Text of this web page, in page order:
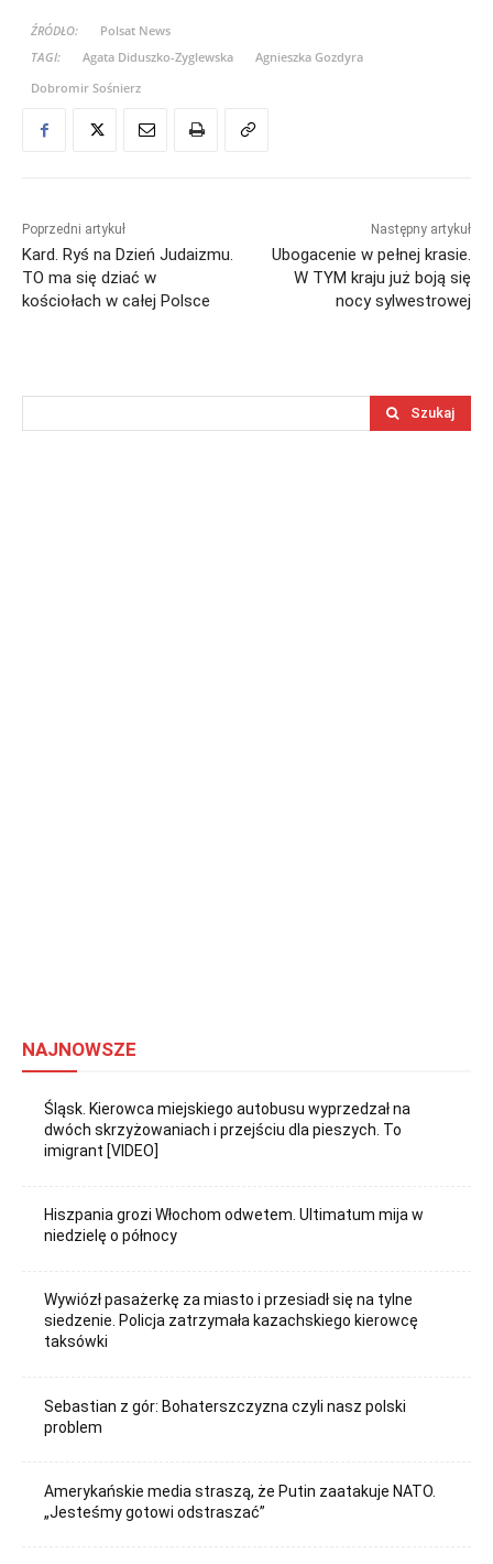
ŹRÓDŁO:
Polsat News
TAGI:
Agata Diduszko-Zyglewska
Agnieszka Gozdyra
Dobromir Sośnierz
Poprzedni artykuł
Kard. Ryś na Dzień Judaizmu.
TO ma się dziać w
kościołach w całej Polsce
Następny artykuł
Ubogacenie w pełnej krasie.
W TYM kraju już boją się
nocy sylwestrowej
Szukaj
NAJNOWSZE
Śląsk. Kierowca miejskiego autobusu wyprzedzał na
dwóch skrzyżowaniach i przejściu dla pieszych. To
imigrant [VIDEO]
Hiszpania grozi Włochom odwetem. Ultimatum mija w
niedzielę o północy
Wywiózł pasażerkę za miasto i przesiadł się na tylne
siedzenie. Policja zatrzymała kazachskiego kierowcę
taksówki
Sebastian z gór: Bohaterszczyzna czyli nasz polski
problem
Amerykańskie media straszą, że Putin zaatakuje NATO.
„Jesteśmy gotowi odstraszać”